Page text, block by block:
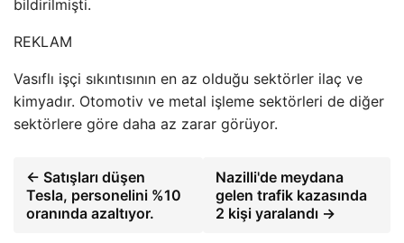
bildirilmişti.
REKLAM
Vasıflı işçi sıkıntısının en az olduğu sektörler ilaç ve
kimyadır. Otomotiv ve metal işleme sektörleri de diğer
sektörlere göre daha az zarar görüyor.
← Satışları düşen
Tesla, personelini %10
oranında azaltıyor.
Nazilli'de meydana
gelen trafik kazasında
2 kişi yaralandı →